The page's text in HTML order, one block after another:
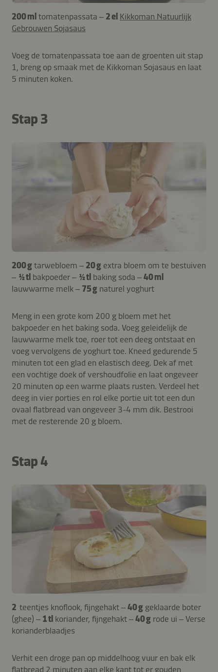
200 ml tomatenpassata – 2 el Kikkoman Natuurlijk
Gebrouwen Sojasaus
Voeg de tomatenpassata toe aan de groenten uit stap
1, breng op smaak met de Kikkoman Sojasaus en laat
5 minuten koken.
Stap 3
200 gtarwebloem – 20 g extra bloem om te bestuiven
– ½ tl bakpoeder – ½ tl baking soda –40 ml
lauwwarme melk – 75 g naturel yoghurt
Meng in een grote kom 200 g bloem met het
bakpoeder en het baking soda. Voeg geleidelijk de
lauwwarme melk toe, roer tot een deeg ontstaat en
voeg vervolgens de yoghurt toe. Kneed gedurende 5
minuten tot een glad en elastisch deeg. Dek af met
een vochtige doek of vershoudfolie en laat ongeveer
20 minuten op een warme plaats rusten. Verdeel het
deeg in vier porties en rol elke portie uit tot een dun
ovaal flatbread van ongeveer 3-4 mm dik. Bestrooi
met de resterende 20 g bloem.
Stap 4
2 teentjes knoflook, fijngehakt –40 g geklaarde boter
(ghee) – 1 tl koriander, fijngehakt –40 g rode ui – Verse
korianderblaadjes
Verhit een droge pan op middelhoog vuur en bak elk
flatbread 2 minuten aan elke kant tot er gouden